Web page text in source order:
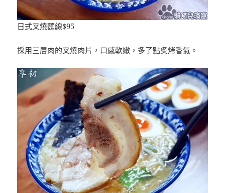
日式叉燒麵線$95
採用三層肉的叉燒肉片，口感軟嫩，多了點炙烤香氣。